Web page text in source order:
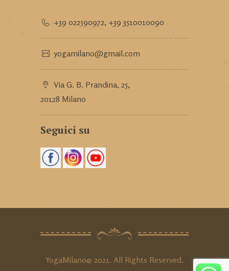
+39 022590972, +39 3510010090
yogamilano@gmail.com
Via G. B. Prandina, 25,
20128 Milano
Seguici su
YogaMilano© 2021. All Rights Reserved.